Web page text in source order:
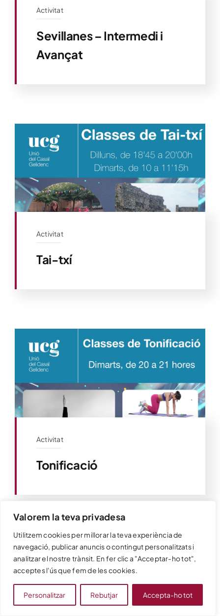
Valorem la teva privadesa
Utilitzem cookies per millorar la teva experiència de
navegació, publicar anuncis o contingut personalitzats i
analitzar el nostre trànsit. En fer clic a "Acceptar-ho tot",
acceptes l'ús que fem de les cookies.
Personalitzar Rebutjar Accepta-ho tot
Activitat
Sevillanes – Intermedi i
Avançat
Activitat
Tai-txí
Activitat
Tonificació
Español